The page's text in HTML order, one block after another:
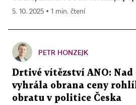
5. 10. 2025 ▪ 1 min. čtení
PETR HONZEJK
Drtivé vítězství ANO: Nad
vyhrála obrana ceny
obratu v politice Česka